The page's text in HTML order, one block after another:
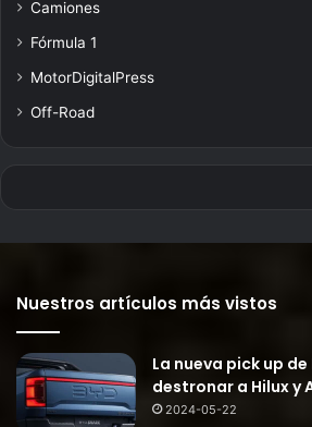
Camiones
Fórmula 1
MotorDigitalPress
Off-Road
Nuestros artículos más vistos
La nueva pick up
destronar a Hilux y
2024-05-22